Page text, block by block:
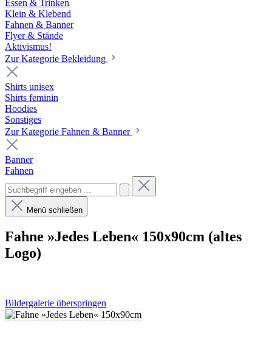
Essen & Trinken
Klein & Klebend
Fahnen & Banner
Flyer & Stände
Aktivismus!
Zur Kategorie Bekleidung
Shirts unisex
Shirts feminin
Hoodies
Sonstiges
Zur Kategorie Fahnen & Banner
Banner
Fahnen
Menü schließen
Fahne »Jedes Leben« 150x90cm (altes
Logo)
Bildergalerie überspringen